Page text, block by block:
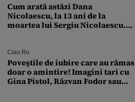
Cum arată astăzi Dana
Nicolaescu, la 13 ani de la
moartea lui Sergiu Nicolaescu.
Ciao.ro
Poveştile de iubire care au rămas
doar o amintire! Imagini tari cu
Gina Pistol, Răzvan Fodor sau